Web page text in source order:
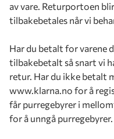
av vare. Returportoen
tilbakebetales når vi
Har du betalt for varene
tilbakebetalt så snart vi
retur. Har du ikke betalt
www.klarna.no for å
får purregebyrer i
for å unngå purregebyrer.